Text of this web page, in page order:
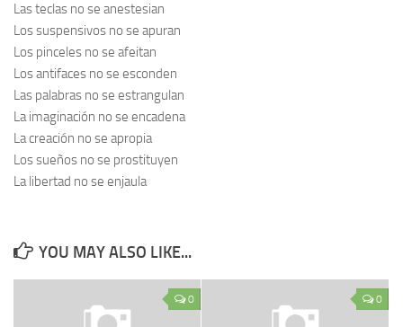
Las teclas no se anestesian
Los suspensivos no se apuran
Los pinceles no se afeitan
Los antifaces no se esconden
Las palabras no se estrangulan
La imaginación no se encadena
La creación no se apropia
Los sueños no se prostituyen
La libertad no se enjaula
YOU MAY ALSO LIKE...
0 0